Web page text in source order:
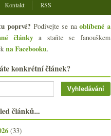
Kontakt RSS
poprvé? Podívejte se naoblíbené a
článkya staňte se fanouškem
na Facebooku.
konkrétní článek?
článků...
(33)